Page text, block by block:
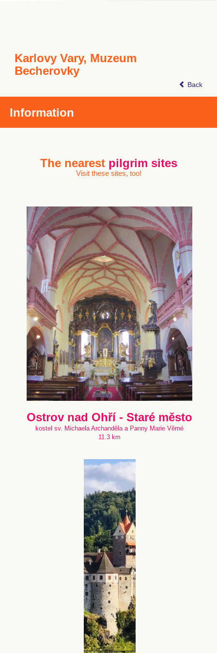
Karlovy Vary, Muzeum
Becherovky
Back
Information
The nearest pilgrim sites
Visit these sites, too!
Ostrov nad Ohří - Staré město
kostel sv. Michaela Archanděla a Panny Marie Věrné
11.3 km